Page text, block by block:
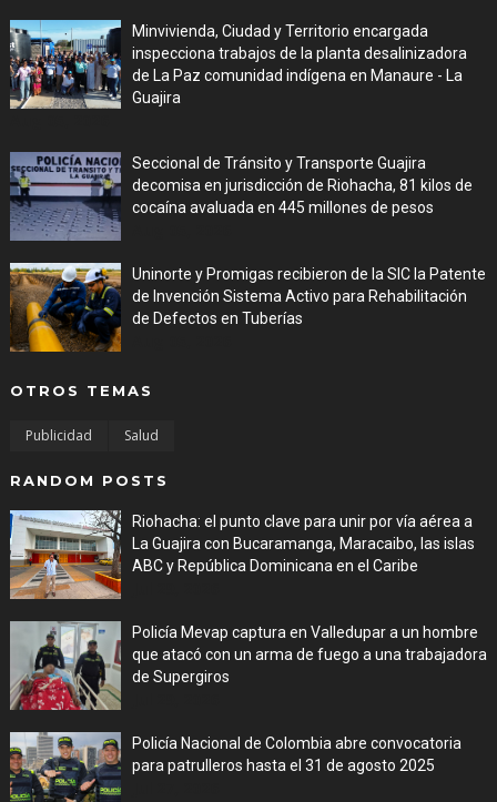
Minvivienda, Ciudad y Territorio encargada
inspecciona trabajos de la planta desalinizadora
de La Paz comunidad indígena en Manaure - La
Guajira
Seccional de Tránsito y Transporte Guajira
decomisa en jurisdicción de Riohacha, 81 kilos de
cocaína avaluada en 445 millones de pesos
Uninorte y Promigas recibieron de la SIC la Patente
de Invención Sistema Activo para Rehabilitación
de Defectos en Tuberías
OTROS TEMAS
Publicidad Salud
RANDOM POSTS
Riohacha: el punto clave para unir por vía aérea a
La Guajira con Bucaramanga, Maracaibo, las islas
ABC y República Dominicana en el Caribe
Policía Mevap captura en Valledupar a un hombre
que atacó con un arma de fuego a una trabajadora
de Supergiros
Policía Nacional de Colombia abre convocatoria
para patrulleros hasta el 31 de agosto 2025